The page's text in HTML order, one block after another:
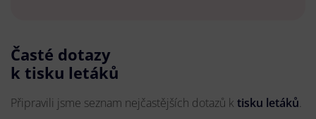
Časté dotazy
k tisku letáků
Připravili jsme seznam nejčastějších dotazů k tisku letáků.